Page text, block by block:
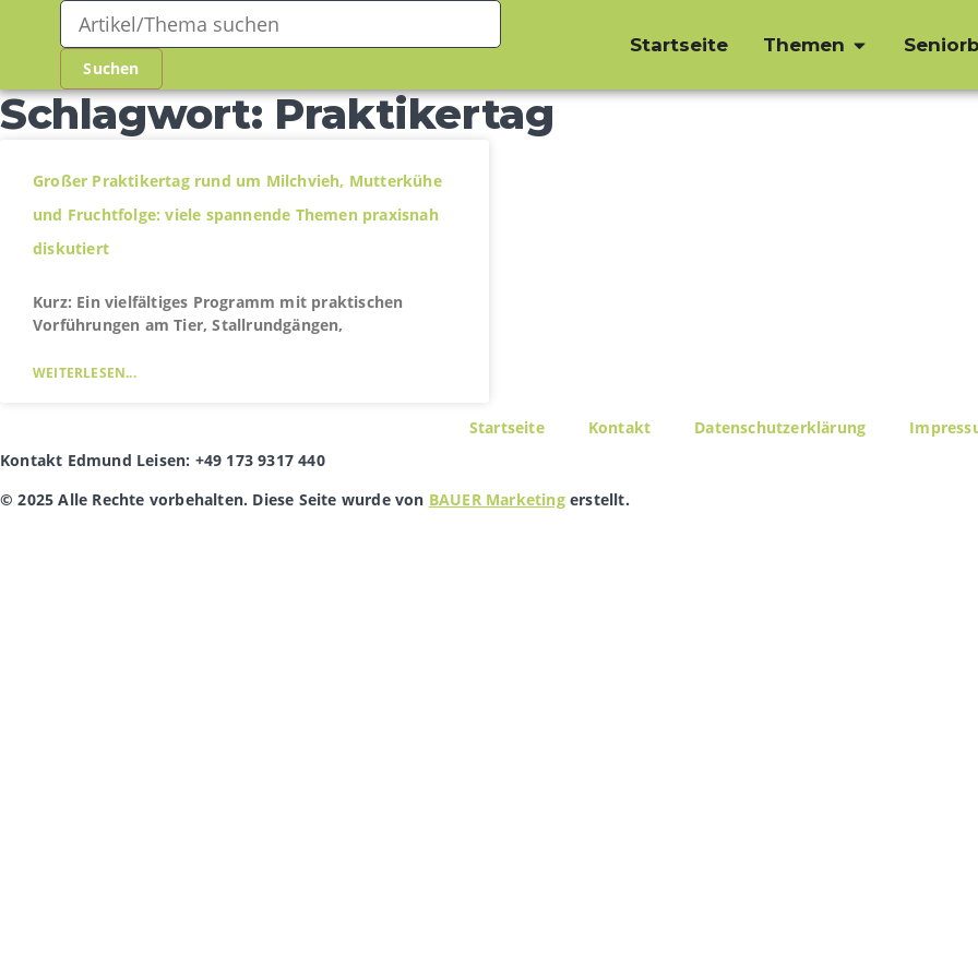
Startseite Themen
Schlagwort: Praktikertag
Großer Praktikertag rund um Milchvieh, Mutterkühe
und Fruchtfolge: viele spannende Themen praxisnah
diskutiert
Kurz: Ein vielfältiges Programm mit praktischen
Vorführungen am Tier, Stallrundgängen,
WEITERLESEN...
Startseite Kontakt Datenschutzerklärung
Kontakt Edmund Leisen: +49 173 9317 440
© 2025 Alle Rechte vorbehalten. Diese Seite wurde von BAUER Marketingerstellt.